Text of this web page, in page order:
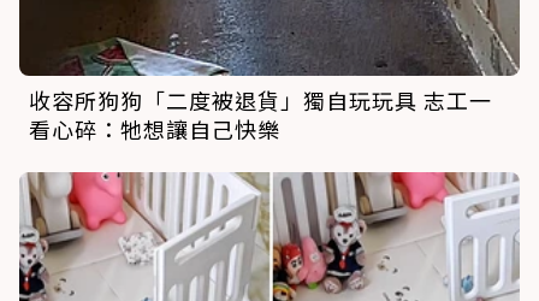
收容所狗狗「二度被退貨」獨自玩玩具 志工一
看心碎：牠想讓自己快樂